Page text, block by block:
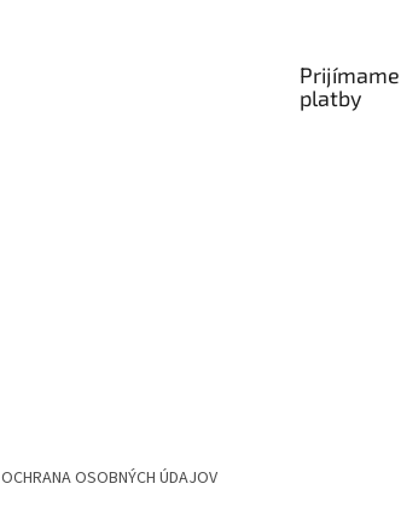
platby
OCHRANA OSOBNÝCH ÚDAJOV